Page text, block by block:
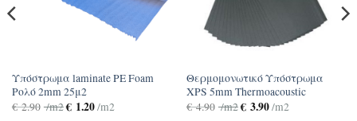
Υπόστρωμα laminate PE Foam
Ρολό 2mm 25μ2
€2.90 /m2€1.20/m2
Θερμομονωτικό Υπόστρωμα
XPS 5mm Thermoacoustic
€4.90 /m2€3.90/m2